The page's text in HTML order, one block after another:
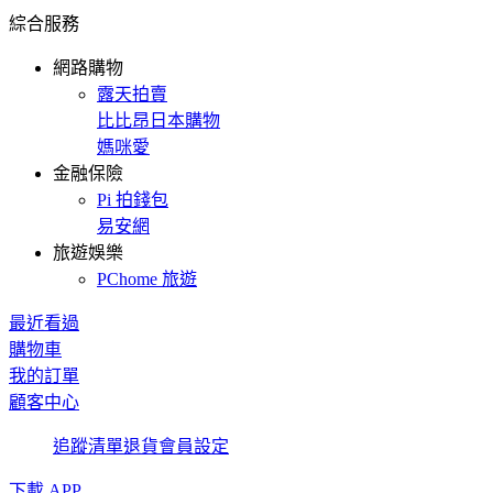
綜合服務
網路購物
露天拍賣
比比昂日本購物
媽咪愛
金融保險
Pi 拍錢包
易安網
旅遊娛樂
PChome 旅遊
最近看過
購物車
我的訂單
顧客中心
追蹤清單退貨會員設定